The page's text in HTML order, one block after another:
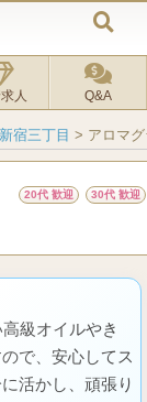
人 Q&A
宿三丁目 > アロマ
20代 歓迎 30代 歓迎
級オイルやき
で、安心してス
活かし、頑張り